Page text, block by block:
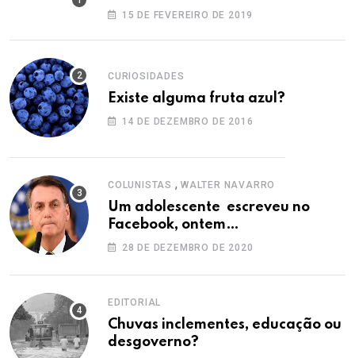
15 DE FEVEREIRO DE 2019
CURIOSIDADES
Existe alguma fruta azul?
14 DE DEZEMBRO DE 2016
COLUNISTAS , WALTER NAVARRO
Um adolescente escreveu no
Facebook, ontem…
28 DE DEZEMBRO DE 2020
EDITORIAL
Chuvas inclementes, educação ou
desgoverno?